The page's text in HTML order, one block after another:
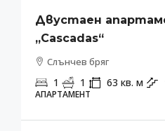
Двустаен
„Cascadas“
Слънчев бряг
1 1 63 кв. м
АПАРТАМЕНТ